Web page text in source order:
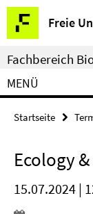
Springe
direkt
zu
Inhalt
Freie
Service-
Navigation
Fachbereich
MENÜ
Startseite
Ecology
15.07.2024 |